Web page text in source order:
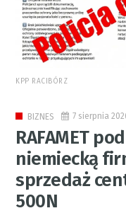
KPP RACIBÓRZ
BIZNES 7 sierpnia
RAFAMET
niemiecką
sprzedaż
500N